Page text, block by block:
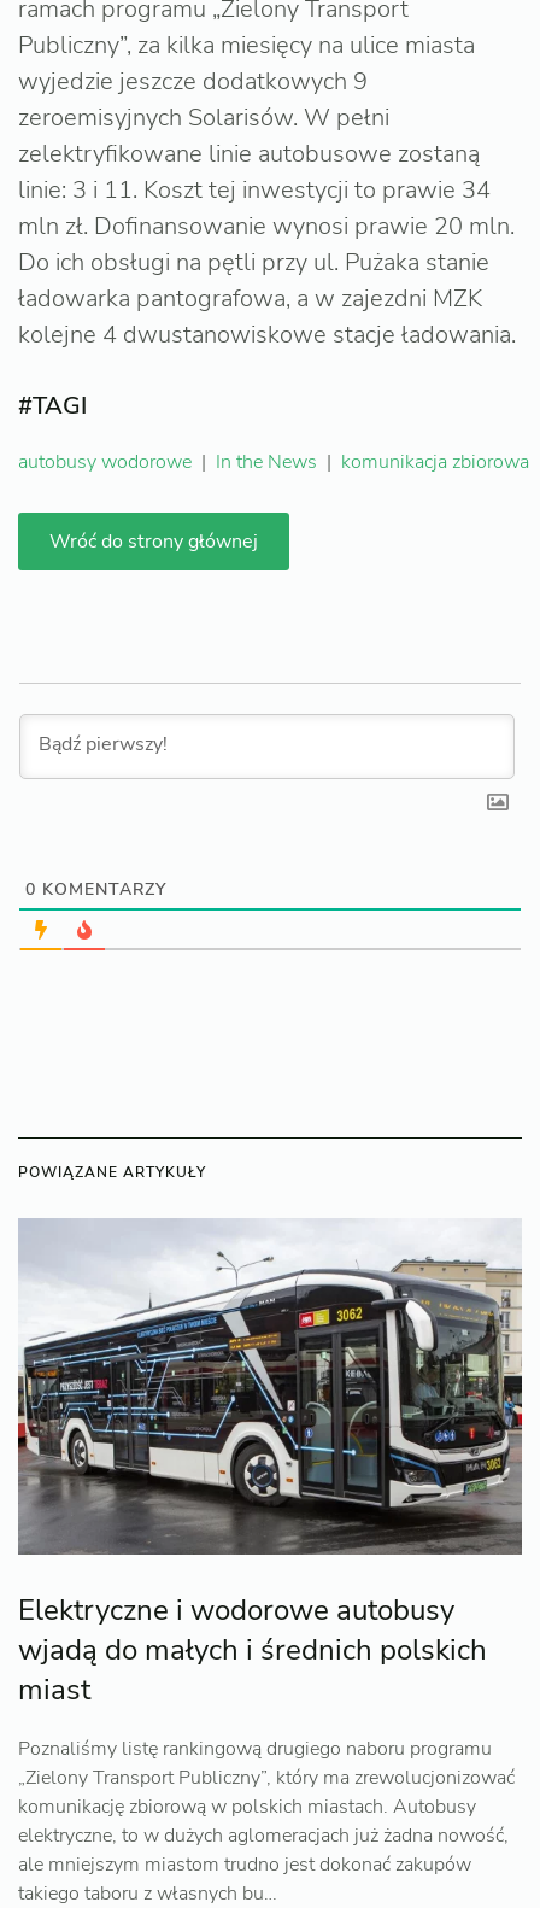
ramach programu „Zielony Transport
Publiczny”, za kilka miesięcy na ulice miasta
wyjedzie jeszcze dodatkowych 9
zeroemisyjnych Solarisów. W pełni
zelektryfikowane linie autobusowe zostaną
linie: 3 i 11. Koszt tej inwestycji to prawie 34
mln zł. Dofinansowanie wynosi prawie 20 mln.
Do ich obsługi na pętli przy ul. Pużaka stanie
ładowarka pantografowa, a w zajezdni MZK
kolejne 4 dwustanowiskowe stacje ładowania.
#TAGI
autobusy wodorowe | In the News | komunikacja zbiorowa
Wróć do strony głównej
0 KOMENTARZY
POWIĄZANE ARTYKUŁY
Elektryczne i wodorowe autobusy
wjadą do małych i średnich polskich
miast
Poznaliśmy listę rankingową drugiego naboru programu
„Zielony Transport Publiczny”, który ma zrewolucjonizować
komunikację zbiorową w polskich miastach. Autobusy
elektryczne, to w dużych aglomeracjach już żadna nowość,
ale mniejszym miastom trudno jest dokonać zakupów
takiego taboru z własnych bu…